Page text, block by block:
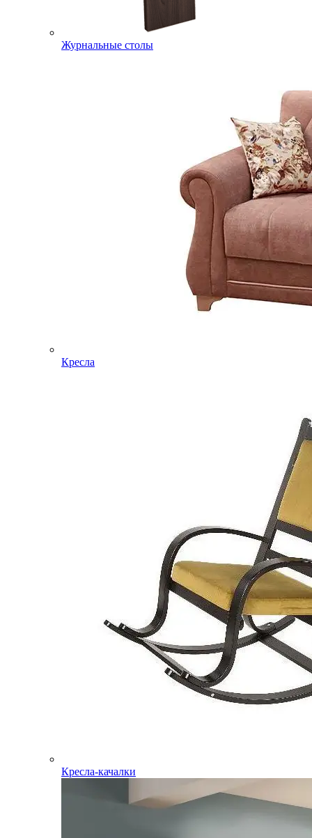
Журнальные столы
Кресла
Кресла-качалки